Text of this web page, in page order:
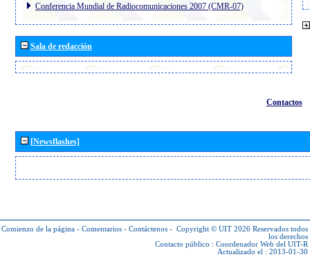
Conferencia Mundial de Radiocomunicaciones 2007 (CMR-07)
Sala de redacción
Contactos
[Newsflashes]
Comienzo de la página - Comentarios - Contáctenos - Copyright © UIT 2026 Reservados todos
los derechos
Contacto público : Coordenador Web del UIT-R
Actualizado el : 2013-01-30